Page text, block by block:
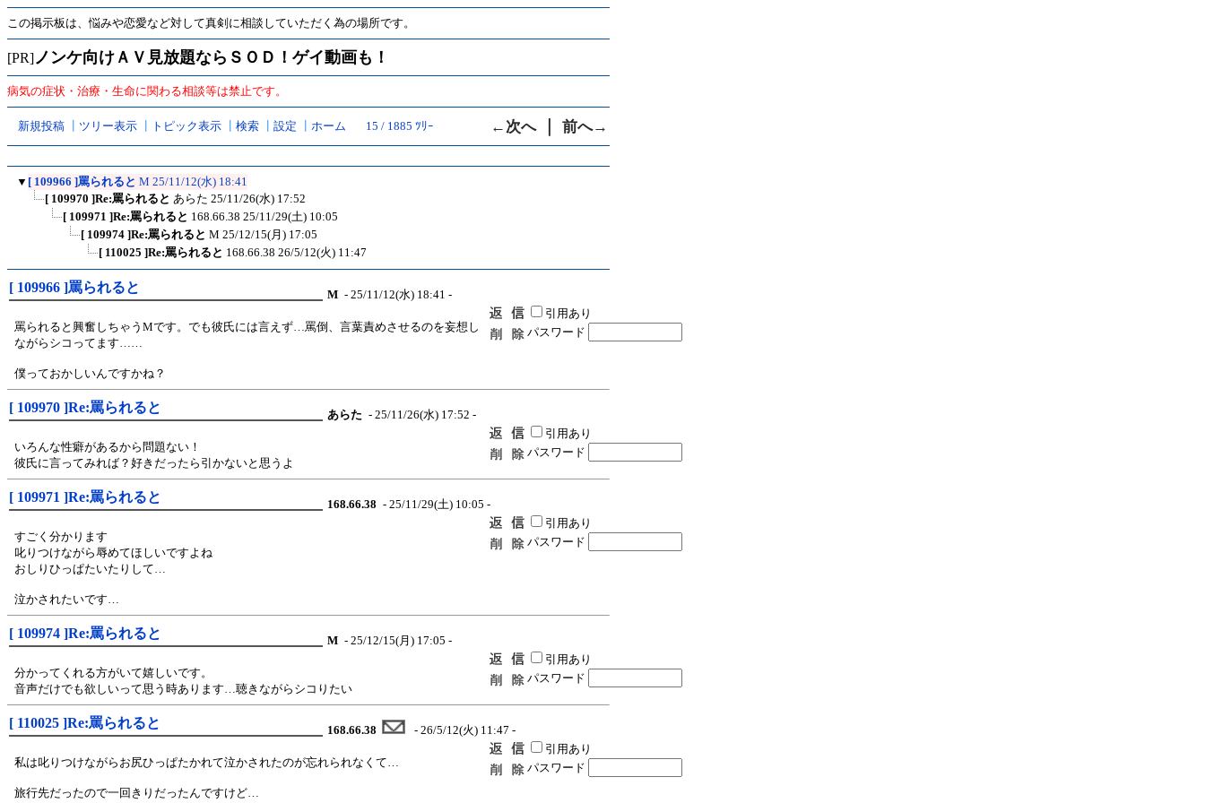
この掲示板は、悩みや恋愛など対して真剣に相談していただく為の場所です。
[PR]ノンケ向けＡＶ見放題ならＳＯＤ！ゲイ動画も！
病気の症状・治療・生命に関わる相談等は禁止です。
新規投稿 ツリー表示 トピック表示 検索 設定 ホーム 15 / 1885 ﾂﾘｰ ←次へ｜ 前へ→
▼ [ 109966 ]罵られると М 25/11/12(水) 18:41
[ 109970 ]Re:罵られると あらた 25/11/26(水) 17:52
[ 109971 ]Re:罵られると 168.66.38 25/11/29(土) 10:05
[ 109974 ]Re:罵られると М 25/12/15(月) 17:05
[ 110025 ]Re:罵られると 168.66.38 26/5/12(火) 11:47
[ 109966 ]罵られると М - 25/11/12(水) 18:41 -
罵られると興奮しちゃうМです。でも彼氏には言えず…罵倒、言葉責めさせるのを妄想し
ながらシコってます……
僕っておかしいんですかね？
引用あり
パスワード
[ 109970 ]Re:罵られると あらた - 25/11/26(水) 17:52 -
いろんな性癖があるから問題ない！
彼氏に言ってみれば？好きだったら引かないと思うよ
引用あり
パスワード
[ 109971 ]Re:罵られると 168.66.38 - 25/11/29(土) 10:05 -
すごく分かります
叱りつけながら辱めてほしいですよね
おしりひっぱたいたりして…
泣かされたいです…
引用あり
パスワード
[ 109974 ]Re:罵られると М - 25/12/15(月) 17:05 -
分かってくれる方がいて嬉しいです。
音声だけでも欲しいって思う時あります…聴きながらシコりたい
引用あり
パスワード
[ 110025 ]Re:罵られると 168.66.38 - 26/5/12(火) 11:47 -
私は叱りつけながらお尻ひっぱたかれて泣かされたのが忘れられなくて…
旅行先だったので一回きりだったんですけど…
引用あり
パスワード